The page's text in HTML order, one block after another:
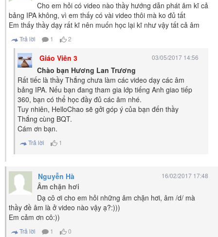
Cho em hỏi có video nào thầy hướng dẫn phát âm kĩ cả
bảng IPA không, vì em thấy có vài video thôi mà ko đủ tất
Em thấy thầy dạy rất kĩ nên muốn học lại kĩ như vậy tất cả âm
Trả lời 1 2
Giáo Viên 3 03/05/2017 14:56
Chào bạn Hương Lan Trương
Rất tiếc là thầy Thắng chưa làm các video dạy các âm
bảng IPA. Nếu bạn đang tham gia lớp tiếng Anh giao tiếp
360, bạn có thể học đầy đủ các âm nhé.
Tuy nhiên, HelloChao sẽ gởi góp ý của bạn đến thầy
Thắng cùng BQT.
Cám ơn bạn.
Trả lời 1
Nguyễn Hà 16/02/2017 17:48
Âm chặn hơi
Dạ cô ơi cho em hỏi những âm chặn hơi, âm /d/ mà
thầy đề âm là ở video nào vậy ạ?:)))
Em cảm ơn cô:))
Trả lời 1 0